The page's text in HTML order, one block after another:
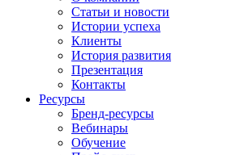
Статьи и новости
Истории успеха
Клиенты
История развития
Презентация
Контакты
Ресурсы
Бренд-ресурсы
Вебинары
Обучение